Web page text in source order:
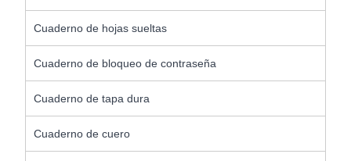
Cuaderno de hojas sueltas
Cuaderno de bloqueo de contraseña
Cuaderno de tapa dura
Cuaderno de cuero